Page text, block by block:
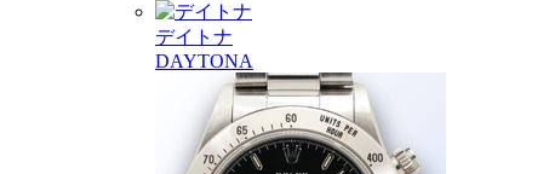
デイトナ
DAYTONA